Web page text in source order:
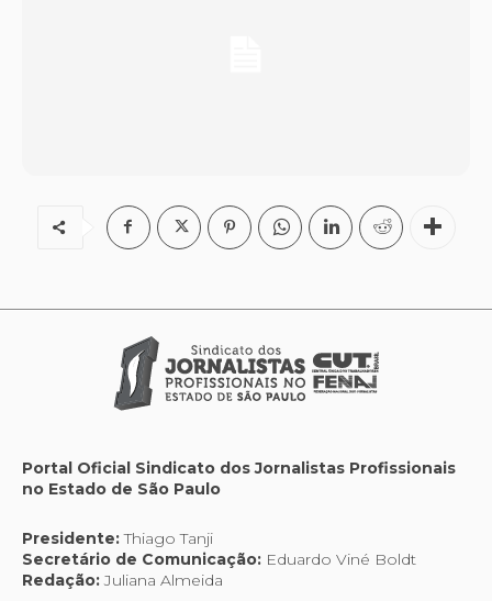
Portal Oficial Sindicato dos Jornalistas Profissionais
no Estado de São Paulo
Presidente:Thiago Tanji
Secretário de Comunicação: Eduardo Viné Boldt
Redação:Juliana Almeida